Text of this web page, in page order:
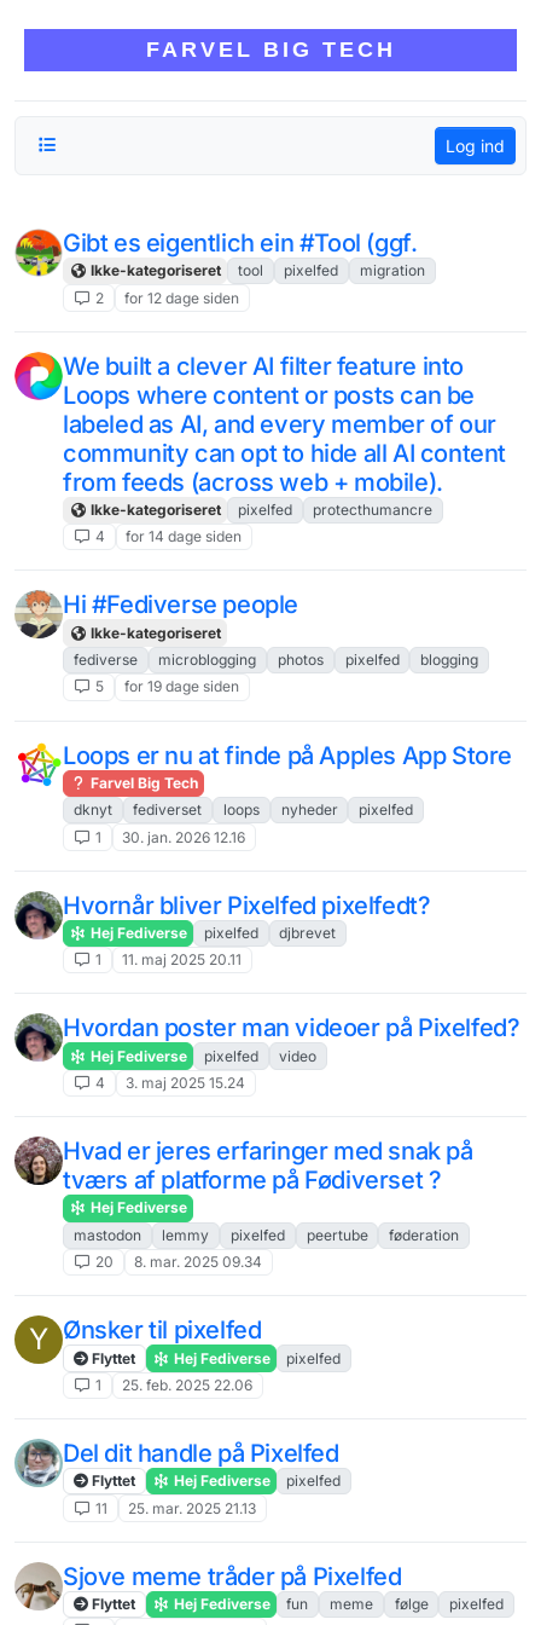
FARVEL BIG TECH
Log ind
Gibt es eigentlich ein #Tool (ggf.
Ikke-kategoriseret tool pixelfed
migration
2
for 12 dage siden
We built a clever AI filter feature into
Loops where content or posts can be
labeled as AI, and every member of our
community can opt to hide all AI content
from feeds (across web + mobile).
Ikke-kategoriseret pixelfed
protecthumancre
4
for 14 dage siden
Hi #Fediverse people
Ikke-kategoriseret
fediverse
microblogging photos pixelfed
blogging
5
for 19 dage siden
Loops er nu at finde på Apples App Store
Farvel Big Tech
dknyt
fediverset loops nyheder
pixelfed
1
30. jan. 2026 12.16
Hvornår bliver Pixelfed pixelfedt?
Hej Fediverse pixelfed
djbrevet
1
11. maj 2025 20.11
Hvordan poster man videoer på Pixelfed?
Hej Fediverse pixelfed
video
4
3. maj 2025 15.24
Hvad er jeres erfaringer med snak på
tværs af platforme på Fødiverset ?
Hej Fediverse
mastodon
lemmy pixelfed peertube
føderation
20
8. mar. 2025 09.34
Y Ønsker til pixelfed
Flyttet Hej Fediverse
pixelfed
1
25. feb. 2025 22.06
Del dit handle på Pixelfed
Flyttet Hej Fediverse
pixelfed
11
25. mar. 2025 21.13
Sjove meme tråder på Pixelfed
Flyttet Hej Fediverse fun meme følge
pixelfed